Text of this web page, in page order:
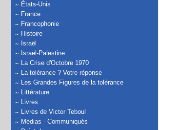
États-Unis
France
Francophonie
Histoire
Israël
Israël-Palestine
La Crise d'Octobre 1970
La tolérance ? Votre réponse
Les Grandes Figures de la tolérance
Littérature
Livres
Livres de Victor Teboul
Médias - Communiqués